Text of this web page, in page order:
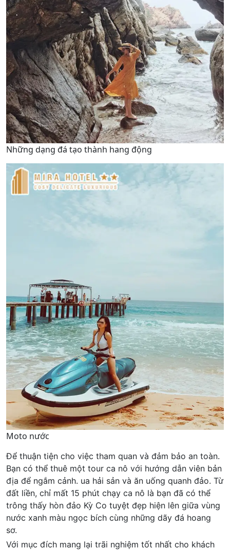
Những dạng đá tạo thành hang động
Moto nước
Để thuận tiện cho việc tham quan và đảm bảo an toàn.
Bạn có thể thuê một tour ca nô với hướng dẫn viên bản
địa để ngắm cảnh. ua hải sản và ăn uống quanh đảo. Từ
đất liền, chỉ mất 15 phút chạy ca nô là bạn đã có thể
trông thấy hòn đảo Kỳ Co tuyệt đẹp hiện lên giữa vùng
nước xanh màu ngọc bích cùng những dãy đá hoang
sơ.
Với mục đích mang lại trãi nghiệm tốt nhất cho khách